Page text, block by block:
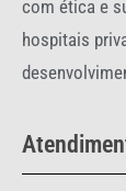
com ética e
hospitais